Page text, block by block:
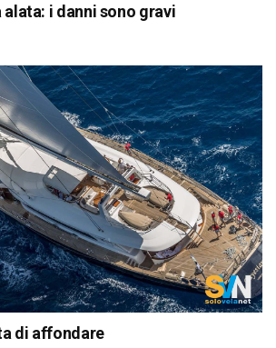
alata: i danni sono gravi
di affondare